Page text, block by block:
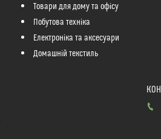
Товари для дому та офісу
Побутова техніка
Електроніка та аксесуари
Домашній текстиль